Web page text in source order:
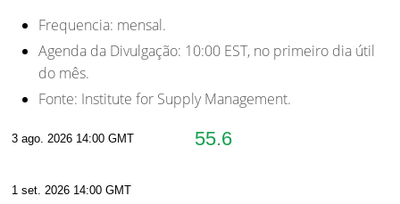
Frequencia: mensal.
Agenda da Divulgação: 10:00 EST, no primeiro dia útil
do mês.
Fonte: Institute for Supply Management.